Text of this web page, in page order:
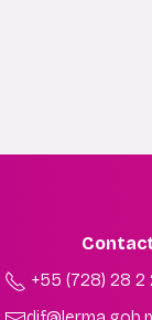
+55 (728) 28 2